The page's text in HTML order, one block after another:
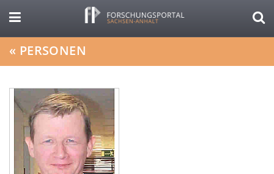
« PERSONEN